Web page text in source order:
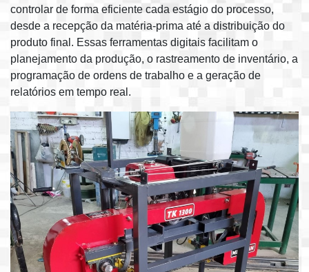
controlar de forma eficiente cada estágio do processo,
desde a recepção da matéria-prima até a distribuição do
produto final. Essas ferramentas digitais facilitam o
planejamento da produção, o rastreamento de inventário, a
programação de ordens de trabalho e a geração de
relatórios em tempo real.